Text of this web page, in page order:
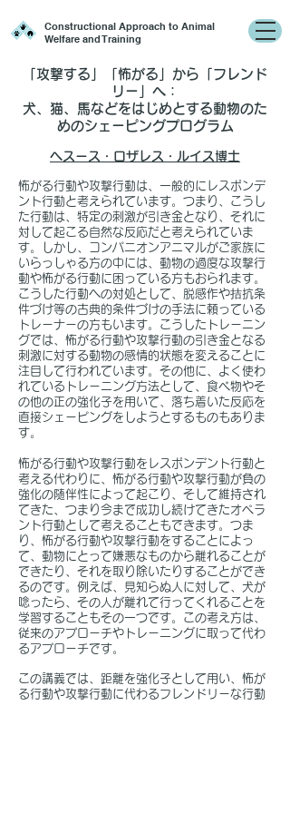
Constructional Approach to Animal
Welfare and Training
「攻撃する」「怖がる」から「フレンド
リー」へ：
犬、猫、馬などをはじめとする動物のた
めのシェーピングプログラム
ヘスース・ロザレス・ルイス博士
怖がる行動や攻撃行動は、一般的にレスポンデ
ント行動と考えられています。つまり、こうし
た行動は、特定の刺激が引き金となり、それに
対して起こる自然な反応だと考えられていま
す。しかし、コンパニオンアニマルがご家族に
いらっしゃる方の中には、動物の過度な攻撃行
動や怖がる行動に困っている方もおられます。
こうした行動への対処として、脱感作や拮抗条
件づけ等の古典的条件づけの手法に頼っている
トレーナーの方もいます。こうしたトレーニン
グでは、怖がる行動や攻撃行動の引き金となる
刺激に対する動物の感情的状態を変えることに
注目して行われています。その他に、よく使わ
れているトレーニング方法として、食べ物やそ
の他の正の強化子を用いて、落ち着いた反応を
直接シェーピングをしようとするものもありま
す。
怖がる行動や攻撃行動をレスポンデント行動と
考える代わりに、怖がる行動や攻撃行動が負の
強化の随伴性によって起こり、そして維持され
てきた、つまり今まで成功し続けてきたオペラ
ント行動として考えることもできます。つま
り、怖がる行動や攻撃行動をすることによっ
て、動物にとって嫌悪なものから離れることが
できたり、それを取り除いたりすることができ
るのです。例えば、見知らぬ人に対して、犬が
唸ったら、その人が離れて行ってくれることを
学習することもその一つです。この考え方は、
従来のアプローチやトレーニングに取って代わ
るアプローチです。
この講義では、距離を強化子として用い、怖が
る行動や攻撃行動に代わるフレンドリーな行動